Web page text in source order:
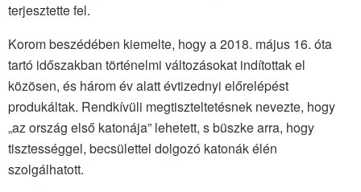
terjesztette fel.
Korom beszédében kiemelte, hogy a 2018. május 16. óta
tartó időszakban történelmi változásokat indítottak el
közösen, és három év alatt évtizednyi előrelépést
produkáltak. Rendkívüli megtiszteltetésnek nevezte, hogy
„az ország első katonája” lehetett, s büszke arra, hogy
tisztességgel, becsülettel dolgozó katonák élén
szolgálhatott.